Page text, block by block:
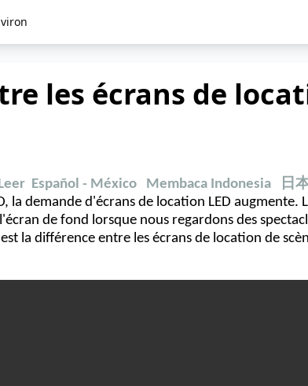
les écrans de
Español - México Membaca Indonesia 日
demande d'écrans de location LED augmente.
de fond lorsque nous regardons des
la différence entre les écrans de location de